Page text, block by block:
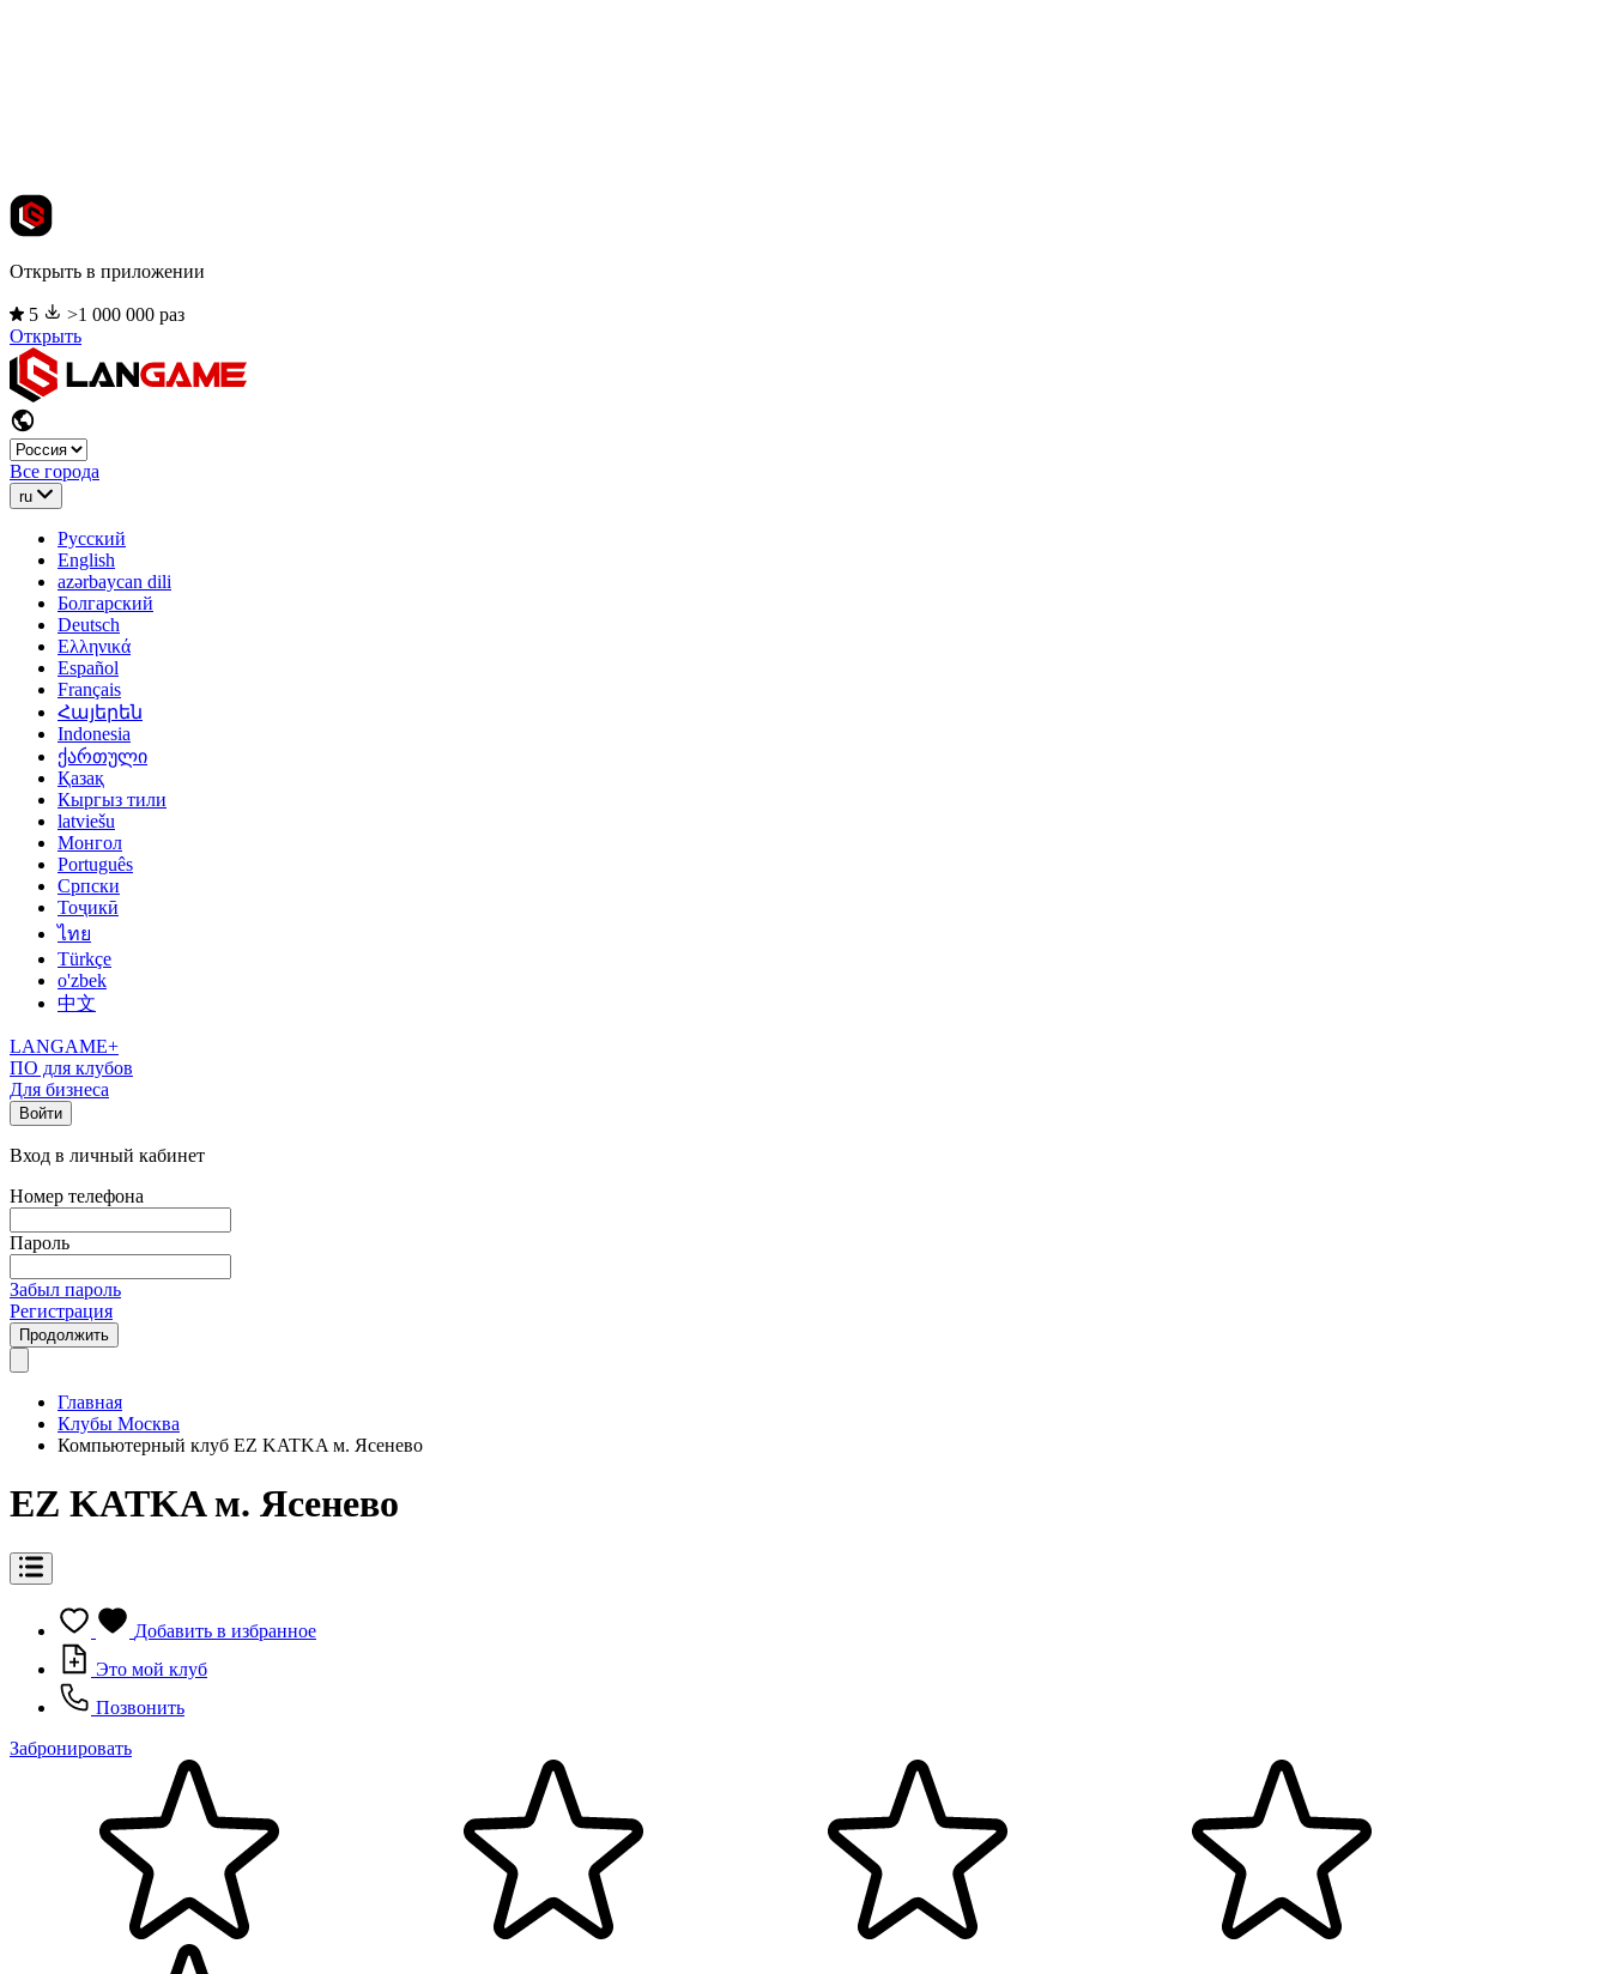
Открыть в приложении
5
>1 000 000 раз
Открыть
Все города
ru
Русский
English
azərbaycan dili
Болгарский
Deutsch
Ελληνικά
Español
Français
Հայերեն
Indonesia
ქართული
Қазақ
Кыргыз тили
latviešu
Монгол
Português
Српски
Тоҷикӣ
ไทย
Türkçe
o'zbek
中文
LANGAME+
ПО для клубов
Для бизнеса
Войти
Вход в личный кабинет
Номер телефона
Пароль
Забыл пароль
Регистрация
Продолжить
Главная
Клубы Москва
Компьютерный клуб EZ KATKA м. Ясенево
EZ KATKA м. Ясенево
Добавить в избранное
Это мой клуб
Позвонить
Забронировать